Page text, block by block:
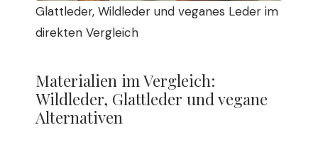
Glattleder, Wildleder und veganes Leder im
direkten Vergleich
Materialien im Vergleich:
Wildleder, Glattleder und vegane
Alternativen